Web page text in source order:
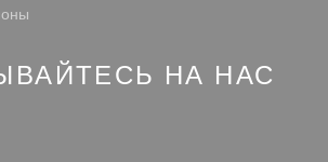
НА НАС